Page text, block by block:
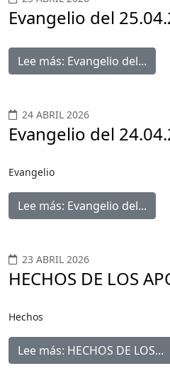
Evangelio del
Lee más: Evangelio del...
24 ABRIL 2026
Evangelio del
Evangelio
Lee más: Evangelio del...
23 ABRIL 2026
HECHOS DE LOS
Hechos
Lee más: HECHOS DE LOS...